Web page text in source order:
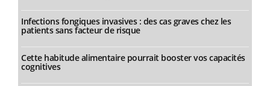
Infections fongiques invasives : des cas graves chez les
patients sans facteur de risque
Cette habitude alimentaire pourrait booster vos capacités
cognitives